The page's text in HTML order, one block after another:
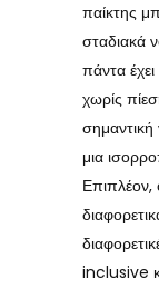
παίκτης
σταδιακά
πάντα
χωρίς
μια
inclusive